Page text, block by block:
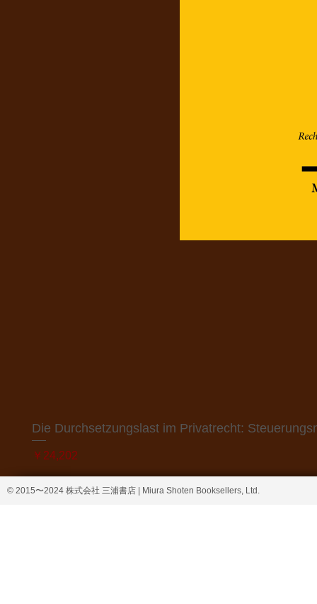
Die Durchsetzungslast im Privatrecht:
価格
￥24,202
© 2015〜2024 株式会社 三浦書店 | Miura Shoten Booksellers, Ltd.